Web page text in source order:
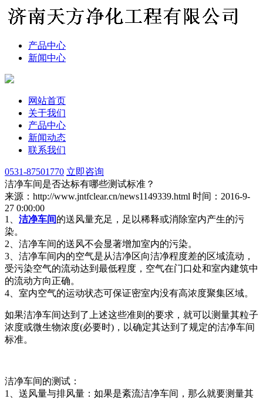
产品中心
新闻中心
网站首页
关于我们
产品中心
新闻动态
联系我们
0531-87501770 立即咨询
洁净车间是否达标有哪些测试标准？
来源：http://www.jntfclear.cn/news1149339.html 时间：2016-9-
27 0:00:00
1、 洁净车间的送风量充足，足以稀释或消除室内产生的污
染。
2、洁净车间的送风不会显著增加室内的污染。
3、洁净车间内的空气是从洁净区向洁净程度差的区域流动，
受污染空气的流动达到最低程度，空气在门口处和室内建筑中
的流动方向正确。
4、室内空气的运动状态可保证密室内没有高浓度聚集区域。
如果洁净车间达到了上述这些准则的要求，就可以测量其粒子
浓度或微生物浓度(必要时)，以确定其达到了规定的洁净车间
标准。
洁净车间的测试：
1、送风量与排风量：如果是紊流洁净车间，那么就要测量其